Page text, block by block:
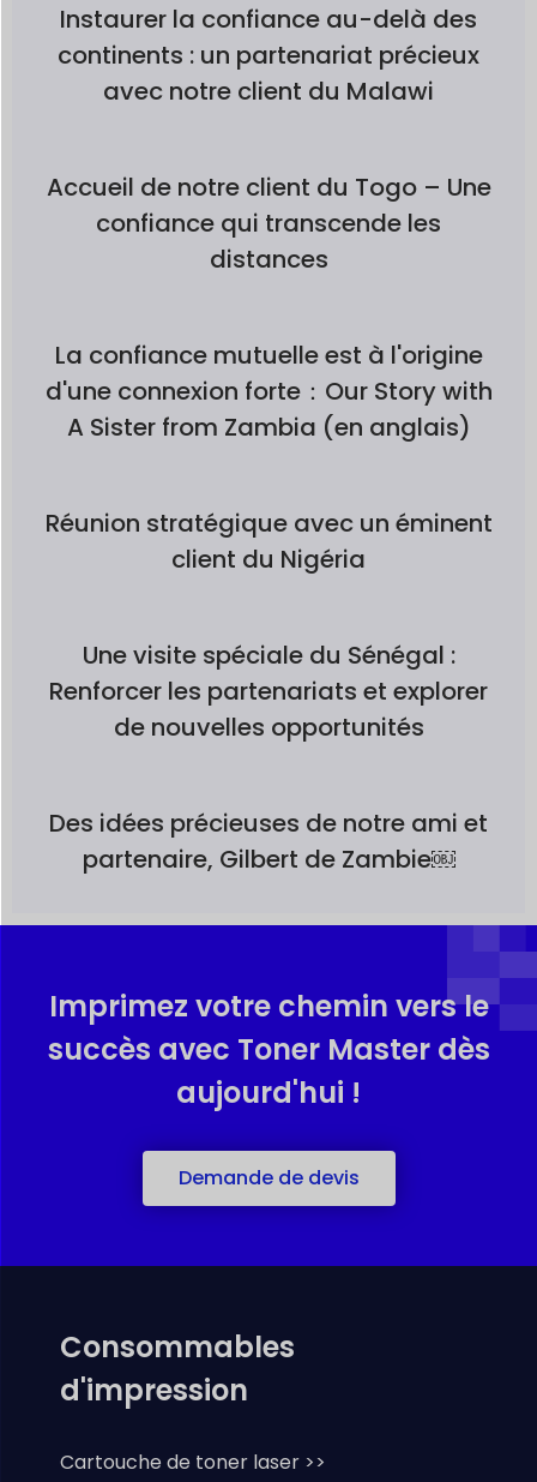
Instaurer la confiance au-delà des
continents : un partenariat précieux
avec notre client du Malawi
Accueil de notre client du Togo – Une
confiance qui transcende les
distances
La confiance mutuelle est à l'origine
d'une connexion forte：Our Story with
A Sister from Zambia (en anglais)
Réunion stratégique avec un éminent
client du Nigéria
Une visite spéciale du Sénégal :
Renforcer les partenariats et explorer
de nouvelles opportunités
Des idées précieuses de notre ami et
partenaire, Gilbert de Zambie￼
Imprimez votre chemin vers le
succès avec Toner Master dès
aujourd'hui !
Demande de devis
Consommables
d'impression
Cartouche de toner laser >>